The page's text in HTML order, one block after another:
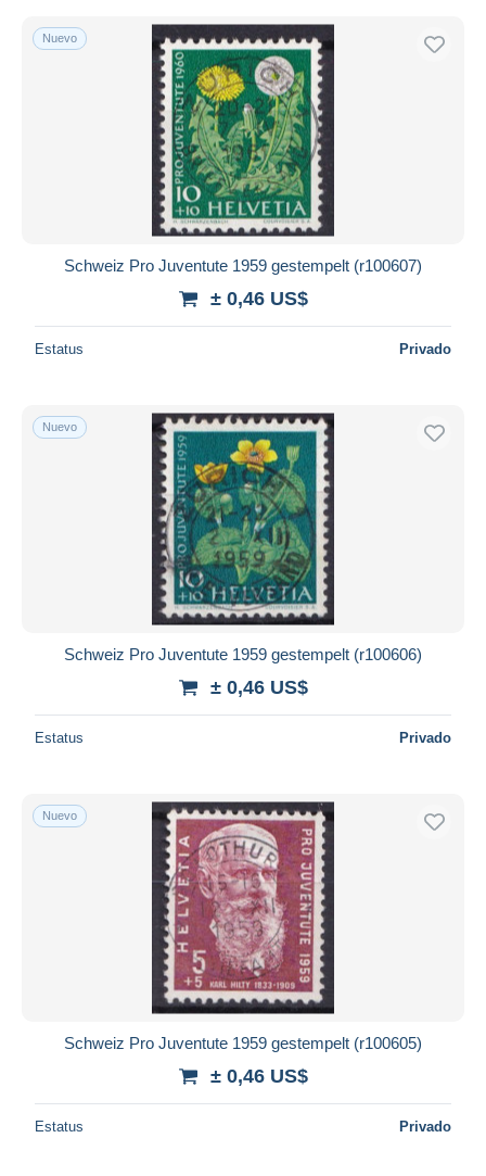
Nuevo
Schweiz Pro Juventute 1959 gestempelt (r100607)
± 0,46 US$
Estatus Privado
Nuevo
Schweiz Pro Juventute 1959 gestempelt (r100606)
± 0,46 US$
Estatus Privado
Nuevo
Schweiz Pro Juventute 1959 gestempelt (r100605)
± 0,46 US$
Estatus Privado